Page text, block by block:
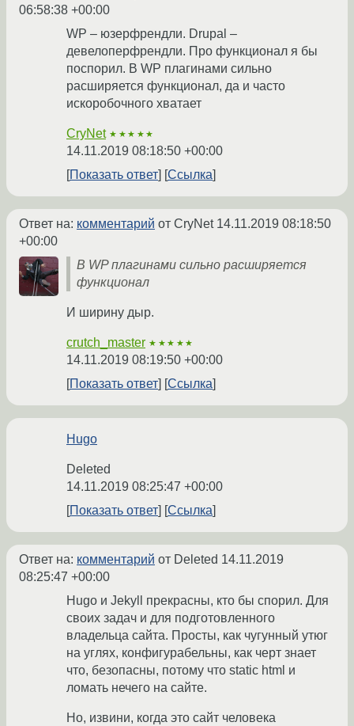
06:58:38 +00:00
WP – юзерфрендли. Drupal –
девелоперфрендли. Про функционал я бы
поспорил. В WP плагинами сильно
расширяется функционал, да и часто
искоробочного хватает
CryNet ★★★★★
14.11.2019 08:18:50 +00:00
Показать ответ
Ссылка
Ответ на: комментарий от CryNet 14.11.2019 08:18:50
+00:00
В WP плагинами сильно расширяется
функционал
И ширину дыр.
crutch_master ★★★★★
14.11.2019 08:19:50 +00:00
Показать ответ
Ссылка
Hugo
Deleted
14.11.2019 08:25:47 +00:00
Показать ответ
Ссылка
Ответ на: комментарий от Deleted 14.11.2019
08:25:47 +00:00
Hugo и Jekyll прекрасны, кто бы спорил. Для
своих задач и для подготовленного
владельца сайта. Просты, как чугунный утюг
на углях, конфигурабельны, как черт знает
что, безопасны, потому что static html и
ломать нечего на сайте.
Но, извини, когда это сайт человека